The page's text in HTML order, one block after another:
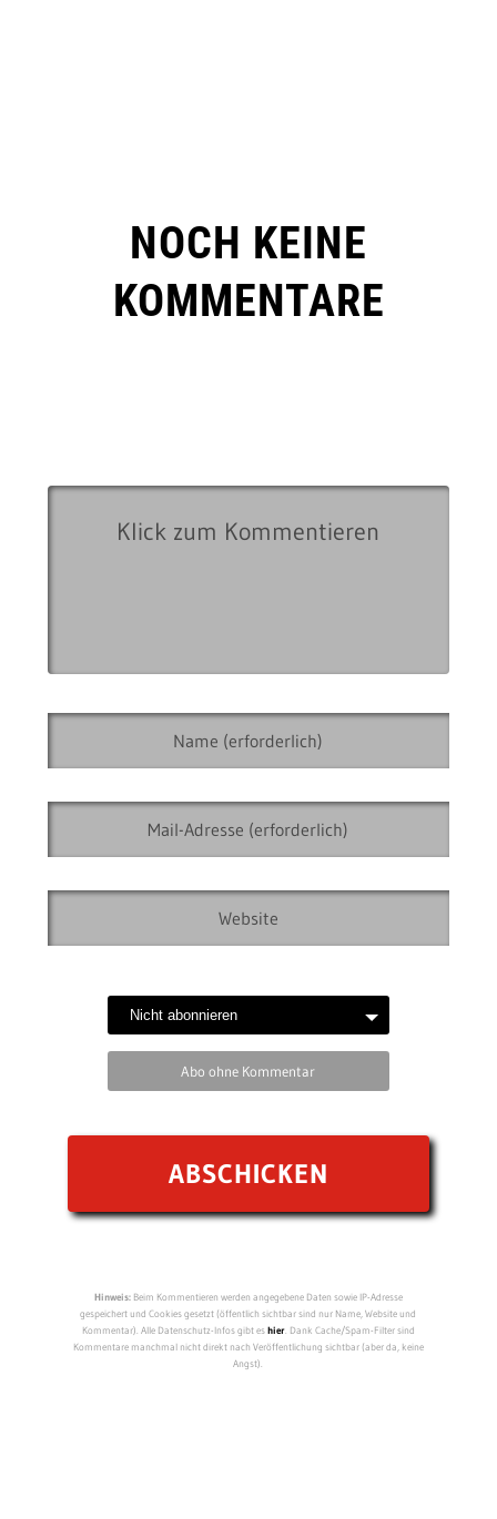
NOCH KEINE
KOMMENTARE
Abo ohne Kommentar
Hinweis:Beim Kommentieren werden angegebene Daten sowie IP-Adresse
gespeichert und Cookies gesetzt (öffentlich sichtbar sind nur Name, Website und
Kommentar). Alle Datenschutz-Infos gibt eshier. Dank Cache/Spam-Filter sind
Kommentare manchmal nicht direkt nach Veröffentlichung sichtbar (aber da, keine
Angst).